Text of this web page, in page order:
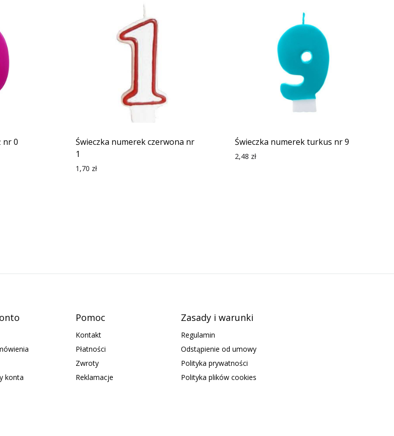
nr 0
Świeczka numerek czerwona nr
1
1,70 zł
Świeczka numerek turkus nr 9
2,48 zł
konta
Pomoc
Kontakt
Płatności
Zwroty
Reklamacje
Zasady i warunki
Regulamin
Odstąpienie od umowy
Polityka prywatności
Polityka plików cookies